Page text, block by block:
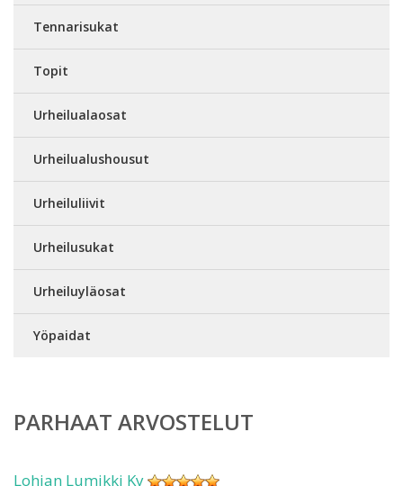
Tennarisukat
Topit
Urheilualaosat
Urheilualushousut
Urheiluliivit
Urheilusukat
Urheiluyläosat
Yöpaidat
PARHAAT ARVOSTELUT
Lohjan Lumikki Ky